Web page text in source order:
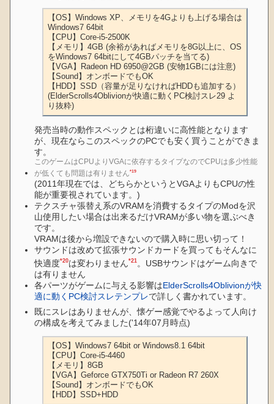
【OS】Windows XP、メモリを4Gよりも上げる場合は
Windows7 64bit
【CPU】Core-i5-2500K
【メモリ】4GB (余裕があればメモリを8G以上に、OS
をWindows7 64bitにして4GBパッチを当てる)
【VGA】Radeon HD 6950@2GB (安物1GBには注意)
【Sound】オンボードでもOK
【HDD】SSD（容量が足りなければHDDも追加する）
(ElderScrolls4Oblivionが快適に動くPC検討スレ29 よ
り抜粋)
発売当時の動作スペックとは桁違いに高性能となります
が、現在ならこのスペックのPCでも安く買うことができま
す。
このゲームはCPUよりVGAに依存するタイプなのでCPUは多少性能
が低くても問題は有りません*19
(2011年現在では、どちらかというとVGAよりもCPUの性
能が重要視されています。)
テクスチャ張替え系のVRAMを消費するタイプのModを沢
山使用したい場合は出来るだけVRAMが多い物を選ぶべき
です。
VRAMは後から増設できないので購入時に思い切って！
サウンドは改めて拡張サウンドカードを買ってもそんなに
快適度*20は変わりません*21 。USBサウンドはゲーム向きで
は有りません
各パーツがゲームに与える影響はElderScrolls4Oblivionが快
適に動くPC検討スレテンプレで詳しく書かれています。
既にスレはありませんが、懐ゲー感覚でやるよって人向け
の構成を考えてみました('14年07月時点)
【OS】Windows7 64bit or Windows8.1 64bit
【CPU】Core-i5-4460
【メモリ】8GB
【VGA】Geforce GTX750Ti or Radeon R7 260X
【Sound】オンボードでもOK
【HDD】SSD+HDD